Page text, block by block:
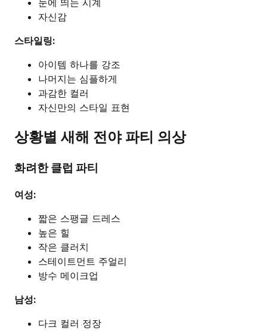
자신감
스타일링:
아이템 하나를 강조
나머지는 심플하게
과감한 컬러
자신만의 스타일 표현
상황별 새해 전야 파티 의상
화려한 클럽 파티
여성:
짧은 스팽글 드레스
높은 힐
작은 클러치
스테이트먼트 주얼리
방수 메이크업
남성:
다크 컬러 정장